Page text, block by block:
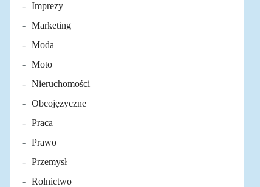
Imprezy
Marketing
Moda
Moto
Nieruchomości
Obcojęzyczne
Praca
Prawo
Przemysł
Rolnictwo